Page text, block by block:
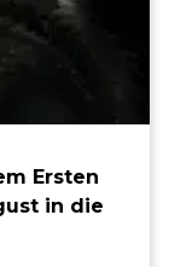
Ersten
in die